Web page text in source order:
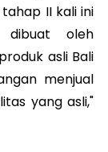
II kali ini
dibuat oleh
asli Bali
menjual
yang asli,"